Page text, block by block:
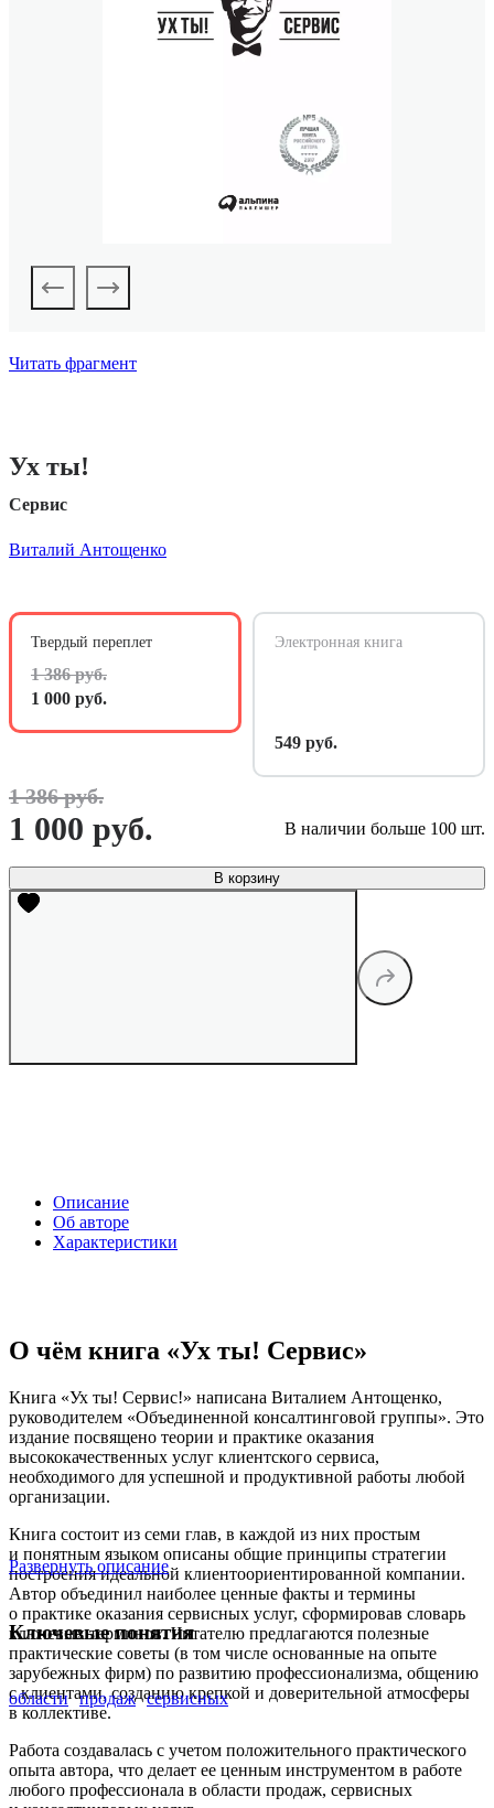
Читать фрагмент
Ух ты!
Сервис
Виталий Антощенко
Твердый переплет
1 386 руб.
1 000 руб.
Электронная книга
549 руб.
1 386 руб.
1 000 руб. В наличии больше 100 шт.
В корзину
Описание
Об авторе
Характеристики
О чём книга «Ух ты! Сервис»
Книга «Ух ты! Сервис!» написана Виталием Антощенко,
руководителем «Объединенной консалтинговой группы». Это
издание посвящено теории и практике оказания
высококачественных услуг клиентского сервиса,
необходимого для успешной и продуктивной работы любой
организации.
Книга состоит из семи глав, в каждой из них простым
и понятным языком описаны общие принципы стратегии
построения идеальной клиентоориентированной компании.
Автор объединил наиболее ценные факты и термины
о практике оказания сервисных услуг, сформировав словарь
ключевых терминов. Читателю предлагаются полезные
практические советы (в том числе основанные на опыте
зарубежных фирм) по развитию профессионализма, общению
с клиентами, созданию крепкой и доверительной атмосферы
в коллективе.
Работа создавалась с учетом положительного практического
опыта автора, что делает ее ценным инструментом в работе
любого профессионала в области продаж, сервисных
Развернуть описание
Ключевые понятия
области продаж сервисных